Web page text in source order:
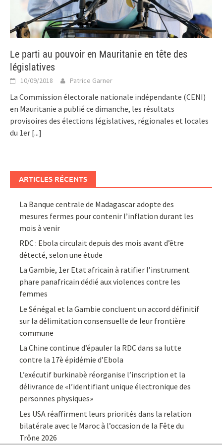
Le parti au pouvoir en Mauritanie en tête des
législatives
10/09/2018 Patrice Garner
La Commission électorale nationale indépendante (CENI)
en Mauritanie a publié ce dimanche, les résultats
provisoires des élections législatives, régionales et locales
du 1er [...]
ARTICLES RÉCENTS
La Banque centrale de Madagascar adopte des
mesures fermes pour contenir l’inflation durant les
mois à venir
RDC : Ebola circulait depuis des mois avant d’être
détecté, selon une étude
La Gambie, 1er Etat africain à ratifier l’instrument
phare panafricain dédié aux violences contre les
femmes
Le Sénégal et la Gambie concluent un accord définitif
sur la délimitation consensuelle de leur frontière
commune
La Chine continue d’épauler la RDC dans sa lutte
contre la 17è épidémie d’Ebola
L’exécutif burkinabè réorganise l’inscription et la
délivrance de «l’identifiant unique électronique des
personnes physiques»
Les USA réaffirment leurs priorités dans la relation
bilatérale avec le Maroc à l’occasion de la Fête du
Trône 2026